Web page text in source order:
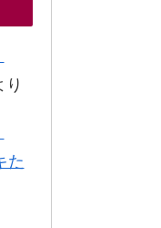
り
た